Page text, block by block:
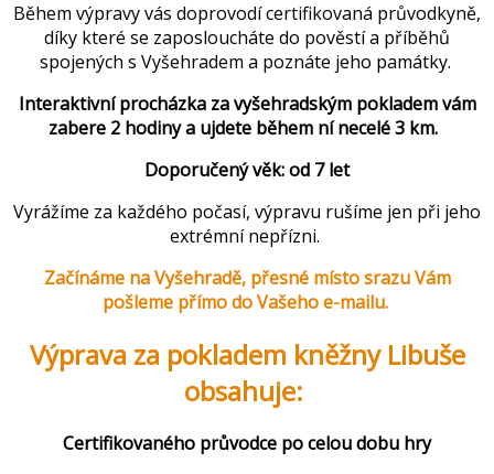
Během výpravy vás doprovodí certifikovaná průvodkyně,
díky které se zaposloucháte do pověstí a příběhů
spojených s Vyšehradem a poznáte jeho památky.
Interaktivní procházka za vyšehradským pokladem vám
zabere 2 hodiny a ujdete během ní necelé 3 km.
Doporučený věk: od 7 let
Vyrážíme za každého počasí, výpravu rušíme jen při jeho
extrémní nepřízni.
Začínáme na Vyšehradě, přesné místo srazu Vám
pošleme přímo do Vašeho e-mailu.
Výprava za pokladem kněžny Libuše
obsahuje:
Certifikovaného průvodce po celou dobu hry